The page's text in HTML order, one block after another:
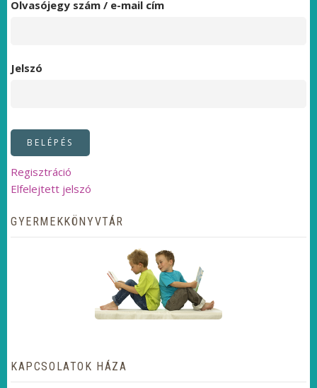
Olvasójegy szám / e-mail cím
Jelszó
Regisztráció
Elfelejtett jelszó
GYERMEKKÖNYVTÁR
KAPCSOLATOK HÁZA